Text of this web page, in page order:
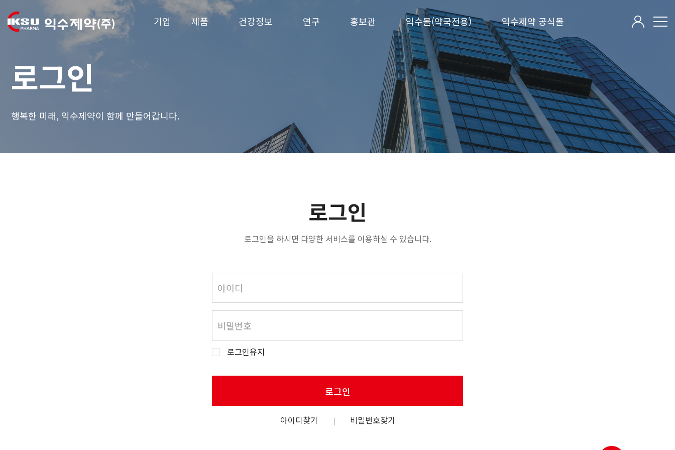
기업 제품 건강정보 연구 홍보관 익수몰(약국전용) 익수제약 공식몰
로그인
행복한 미래, 익수제약이 함께 만들어갑니다.
로그인
로그인을 하시면 다양한 서비스를 이용하실 수 있습니다.
로그인유지
로그인
아이디찾기 비밀번호찾기